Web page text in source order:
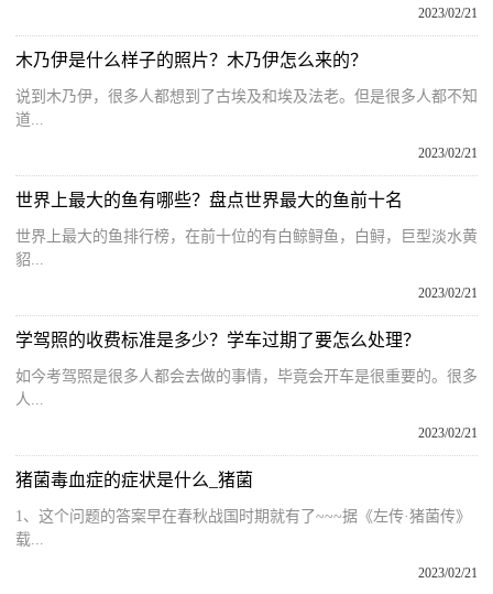
2023/02/21
木乃伊是什么样子的照片？木乃伊怎么来的？
说到木乃伊，很多人都想到了古埃及和埃及法老。但是很多人都不知
道...
2023/02/21
世界上最大的鱼有哪些？盘点世界最大的鱼前十名
世界上最大的鱼排行榜，在前十位的有白鲸鲟鱼，白鲟，巨型淡水黄
貂...
2023/02/21
学驾照的收费标准是多少？学车过期了要怎么处理？
如今考驾照是很多人都会去做的事情，毕竟会开车是很重要的。很多
人...
2023/02/21
猪菌毒血症的症状是什么_猪菌
1、这个问题的答案早在春秋战国时期就有了~~~据《左传·猪菌传》
载...
2023/02/21